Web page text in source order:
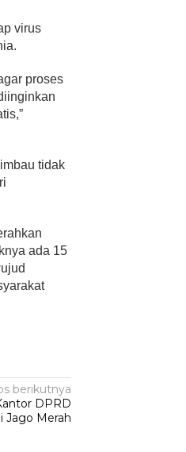
virus
proses
tidak
ada 15
berikutnya
DPRD
Jago Merah